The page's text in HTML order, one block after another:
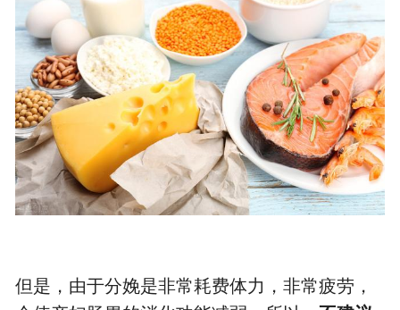
但是，由于分娩是非常耗费体力，非常疲劳，